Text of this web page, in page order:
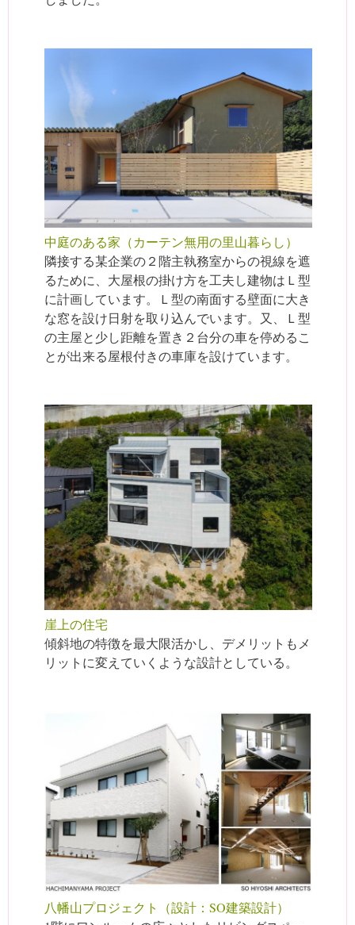
中庭のある家（カーテン無用の里山暮らし）
隣接する某企業の２階主執務室からの視線を遮
るために、大屋根の掛け方を工夫し建物はＬ型
に計画しています。Ｌ型の南面する壁面に大き
な窓を設け日射を取り込んでいます。又、Ｌ型
の主屋と少し距離を置き２台分の車を停めるこ
とが出来る屋根付きの車庫を設けています。
崖上の住宅
傾斜地の特徴を最大限活かし、デメリットもメ
リットに変えていくような設計としている。
八幡山プロジェクト（設計：SO建築設計）